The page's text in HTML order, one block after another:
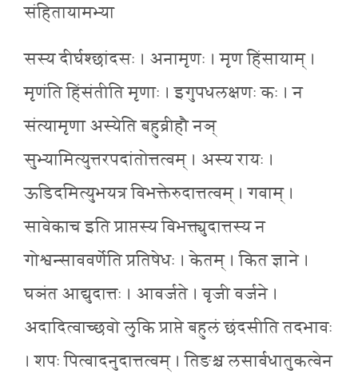
संहितायामभ्या
सस्य दीर्घश्छांदसः । अनामृणः । मृण हिंसायाम् ।
मृणंति हिंसंतीति मृणाः । इगुपधलक्षणः कः । न
संत्यामृणा अस्येति बहुव्रीहौ नञ्
सुभ्यामित्युत्तरपदांतोत्तत्वम् । अस्य रायः ।
ऊडिदमित्युभयत्र विभक्तेरुदात्तत्वम् । गवाम् ।
सावेकाच इति प्राप्तस्य विभक्त्युदात्तस्य न
गोश्वन्साववर्णेति प्रतिषेधः । केतम् । कित ज्ञाने ।
घञंत आद्युदात्तः । आवर्जते । वृजी वर्जने ।
अदादित्वाच्छवो लुकि प्राप्ते बहुलं छंदसीति तदभावः
। शपः पित्वादनुदात्तत्वम् । तिङश्च लसार्वधातुकत्वेन